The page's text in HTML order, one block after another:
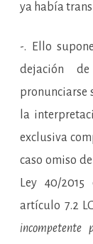
ya había
-. Ello
dejación
pronunciarse
la
exclusiva
caso omiso
Ley 40/
artículo 7.2